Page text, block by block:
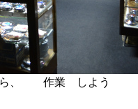
、 作業 しよう